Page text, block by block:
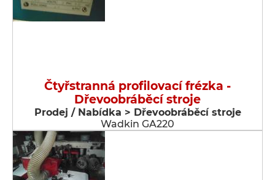
Čtyřstranná profilovací frézka -
Dřevoobráběcí stroje
Prodej / Nabídka > Dřevoobráběcí stroje
Wadkin GA220